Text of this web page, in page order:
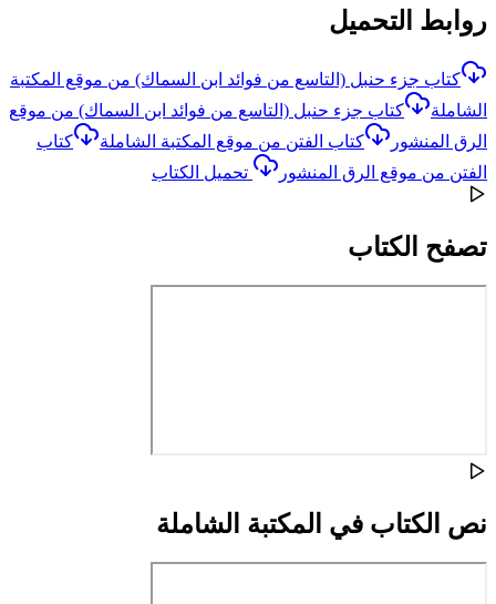
روابط التحميل
كتاب جزء حنبل (التاسع من فوائد ابن السماك) من موقع المكتبة
الشاملة
كتاب جزء حنبل (التاسع من فوائد ابن السماك) من موقع
الرق المنشور
كتاب الفتن من موقع المكتبة الشاملة
كتاب
الفتن من موقع الرق المنشور
تحميل الكتاب
تصفح الكتاب
نص الكتاب في المكتبة الشاملة